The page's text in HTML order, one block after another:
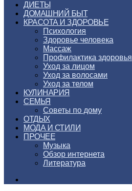
ДИЕТЫ
ДОМАШНИЙ БЫТ
КРАСОТА И ЗДОРОВЬЕ
Психология
Здоровье человека
Массаж
Профилактика здоровья
Уход за лицом
Уход за волосами
Уход за телом
КУЛИНАРИЯ
СЕМЬЯ
Советы по дому
ОТДЫХ
МОДА И СТИЛИ
ПРОЧЕЕ
Музыка
Обзор интернета
Литература